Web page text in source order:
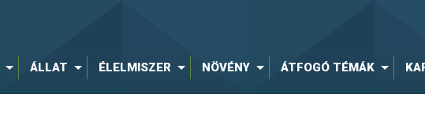
ÁLLAT ÉLELMISZER NÖVÉNY ÁTFOGÓ TÉMÁK